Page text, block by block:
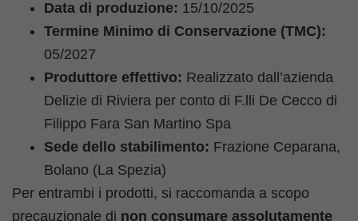
Data di produzione: 15/10/2025
Termine Minimo di Conservazione (TMC):
05/2027
Produttore effettivo: Realizzato dall’azienda
Delizie di Riviera per conto di F.lli De Cecco di
Filippo Fara San Martino Spa
Sede dello stabilimento: Frazione Ceparana,
Bolano (La Spezia)
Per entrambi i prodotti, si raccomanda a scopo
precauzionale di non consumare assolutamente